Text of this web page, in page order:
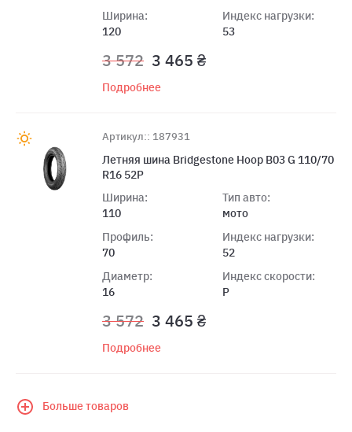
Ширина:
120
Индекс нагрузки:
53
3 572 3 465 ₴
Подробнее
Артикул:: 187931
Летняя шина Bridgestone Hoop B03 G 110/70
R16 52P
Ширина:
110
Профиль:
70
Диаметр:
16
Тип авто:
мото
Индекс нагрузки:
52
Индекс скорости:
P
3 572 3 465 ₴
Подробнее
Больше товаров